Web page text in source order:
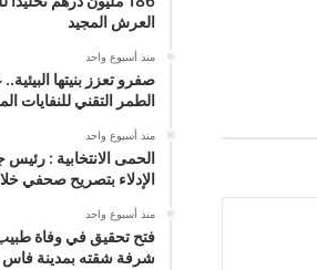
العرش المجيد
منذ أسبوع واحد
صفرو تعزز بنيتها
الطمر التقني للنفايات
منذ أسبوع واحد
الحمى الانتخابية :
الإدلاء بتصريح صحفي
منذ أسبوع واحد
فتح تحقيق في وفاة
شرفة شقته بمدينة فاس